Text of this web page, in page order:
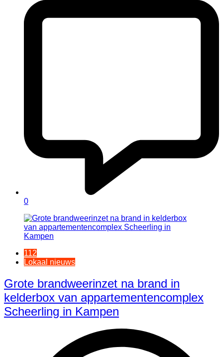
0
112
Lokaal nieuws
Grote brandweerinzet na brand in
kelderbox van appartementencomplex
Scheerling in Kampen